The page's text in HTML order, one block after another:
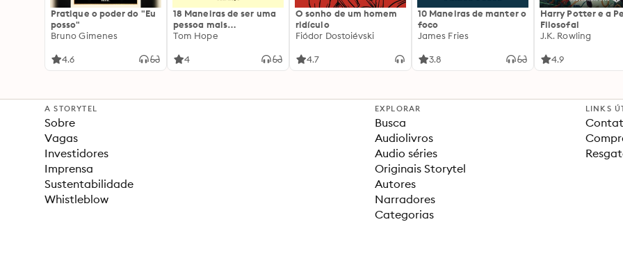
Pratique o poder do "Eu
posso"
Bruno Gimenes
4.6
18 Maneiras de ser uma
pessoa mais
interessante
Tom Hope
4
O sonho de um homem
ridículo
Fiódor Dostoiévski
4.7
10 Maneiras de manter o
foco
James Fries
3.8
Harry Potter e a
Filosofal
J.K. Rowling
4.9
A STORYTEL
Sobre
Vagas
Investidores
Imprensa
Sustentabilidade
Whistleblow
EXPLORAR
Busca
Audiolivros
Audio séries
Originais Storytel
Autores
Narradores
Categorias
LINKS